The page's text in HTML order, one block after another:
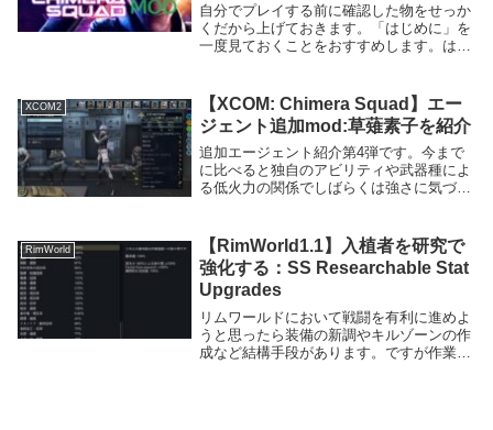
自分でプレイする前に確認した物をせっか
くだから上げておきます。「はじめに」を
一度見ておくことをおすすめします。はじ
どありません。ワークショップの説明文を
機械翻訳し...
XCOM2
【XCOM: Chimera Squad】エー
ジェント追加mod:草薙素子を紹介
追加エージェント紹介第4弾です。今まで
に比べると独自のアビリティや武器種によ
る低火力の関係でしばらくは強さに気づき
く、使ってて楽しいキャラです。後は服装
のせいでアッ...
RimWorld
【RimWorld1.1】入植者を研究で
強化する：SS Researchable Stat
Upgrades
リムワールドにおいて戦闘を有利に進めよ
うと思ったら装備の新調やキルゾーンの作
成など結構手段があります。ですが作業の